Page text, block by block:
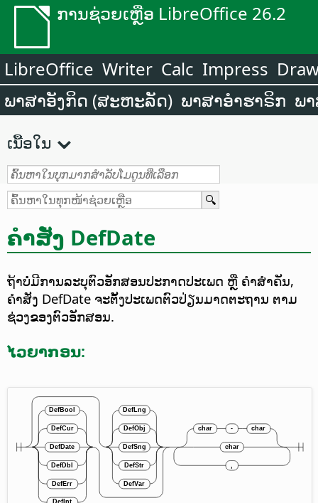
ການຊ່ວຍເຫຼືອ LibreOffice 26.2
LibreOffice Writer Calc Impress
ພາສາອັງກິດ (ສະຫະລັດ) ພາສາອຳຮາຣິກ ພ
ເນື້ອໃນ
ຄຳສັ່ງ DefDate
ຖ້າບໍ່ມີການລະບຸຕົວອັກສອນປະກາດປະເພດ ຫຼື ຄຳສຳຄັນ,
ຄຳສັ່ງ DefDate ຈະຕັ້ງປະເພດຕົວປ່ຽນມາດຕະຖານ ຕາມ
ຊ່ວງຂອງຕົວອັກສອນ.
ໄວຍາກອນ: